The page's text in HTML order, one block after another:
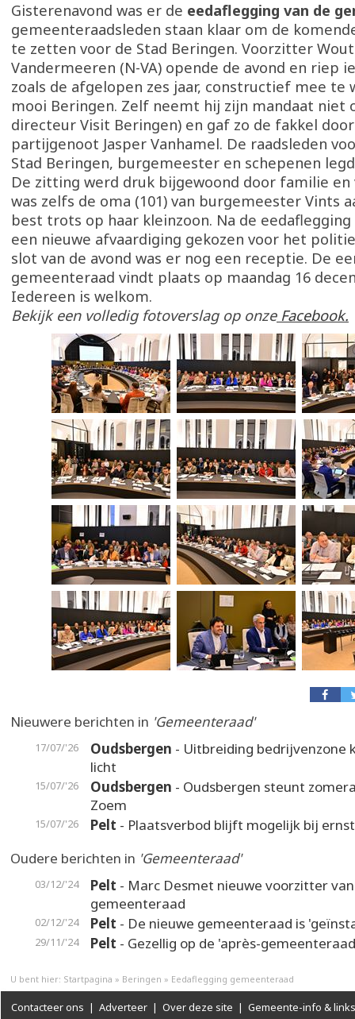
Gisterenavond was er de eedaflegging van de
gemeenteraadsleden staan klaar om de
te zetten voor de Stad Beringen. Voorzitter
Vandermeeren (N-VA) opende de avond en riep
zoals de afgelopen zes jaar, constructief mee te
mooi Beringen. Zelf neemt hij zijn mandaat niet
directeur Visit Beringen) en gaf zo de fakkel
partijgenoot Jasper Vanhamel. De raadsleden
Stad Beringen, burgemeester en schepenen
De zitting werd druk bijgewoond door familie en
was zelfs de oma (101) van burgemeester Vints
best trots op haar kleinzoon. Na de
een nieuwe afvaardiging gekozen voor het
slot van de avond was er nog een receptie. De
gemeenteraad vindt plaats op maandag 16
Iedereen is welkom.
Bekijk een volledig fotoverslag op onzeFacebook.
Nieuwere berichten in 'Gemeenteraad'
17/07/'26 Oudsbergen - Uitbreiding bedrijvenzone
licht
15/07/'26 Oudsbergen - Oudsbergen steunt
Zoem
15/07/'26 Pelt - Plaatsverbod blijft mogelijk bij
Oudere berichten in 'Gemeenteraad'
03/12/'24 Pelt - Marc Desmet nieuwe voorzitter
gemeenteraad
02/12/'24 Pelt - De nieuwe gemeenteraad is
29/11/'24 Pelt - Gezellig op de 'après-
U bent hier: Startpagina » Beringen » Eedaflegging gemeenteraad
Contacteer ons | Adverteer | Over deze site | Gemeente-info & links